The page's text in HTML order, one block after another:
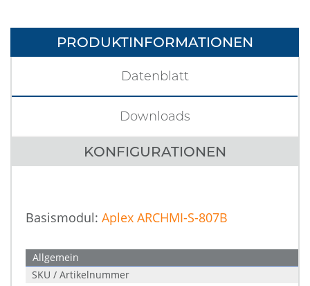
PRODUKTINFORMATIONEN
KONFIGURATIONEN
Datenblatt
Downloads
Basismodul: Aplex ARCHMI-S-807B
Allgemein
SKU / Artikelnummer